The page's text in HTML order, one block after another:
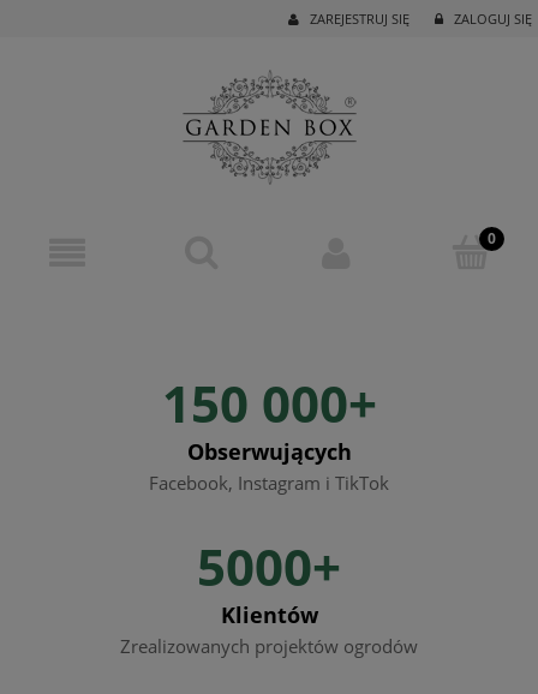
ZAREJESTRUJ SIĘ ZALOGUJ SIĘ
150 000+
Obserwujących
Facebook, Instagram i TikTok
5000+
Klientów
Zrealizowanych projektów ogrodów